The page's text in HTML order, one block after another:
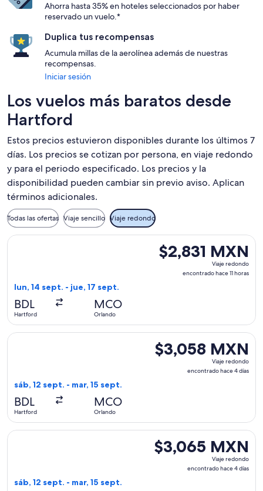
Ahorra hasta 35% en hoteles seleccionados por haber
reservado un vuelo.*
Duplica tus recompensas
Acumula millas de la aerolínea además de nuestras
recompensas.
Iniciar sesión
Los vuelos más baratos desde
Hartford
Estos precios estuvieron disponibles durante los últimos 7
días. Los precios se cotizan por persona, en viaje redondo
y para el periodo especificado. Los precios y la
disponibilidad pueden cambiar sin previo aviso. Aplican
términos adicionales.
Todas las ofertas Viaje sencillo Viaje redondo
$2,831 MXN
Viaje
redondo,
$2,831 MXN
Viaje redondo
encontrado hace 11 horas
lun, 14 sept. - jue, 17 sept.
BDL
Hartford
MCO
Orlando
Seleccionar vuelo de Breeze Airways, con salida el lun, 14
$3,058 MXN
Viaje
redondo,
$3,058 MXN
Viaje redondo
encontrado hace 4 días
sáb, 12 sept. - mar, 15 sept.
BDL
Hartford
MCO
Orlando
Seleccionar vuelo de Breeze Airways, con salida el sáb, 12
$3,065 MXN
Viaje
redondo,
$3,065 MXN
Viaje redondo
encontrado hace 4 días
sáb, 12 sept. - mar, 15 sept.
Seleccionar vuelo de Breeze Airways, con salida el sáb, 12